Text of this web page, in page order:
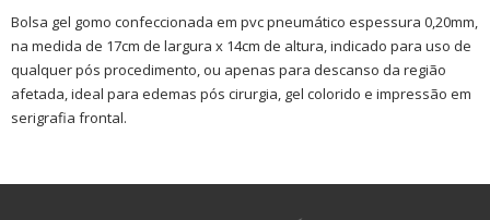
Bolsa gel gomo confeccionada em pvc pneumático espessura 0,20mm,
na medida de 17cm de largura x 14cm de altura, indicado para uso de
qualquer pós procedimento, ou apenas para descanso da região
afetada, ideal para edemas pós cirurgia, gel colorido e impressão em
serigrafia frontal.